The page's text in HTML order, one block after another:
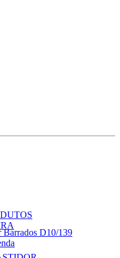
D10/139